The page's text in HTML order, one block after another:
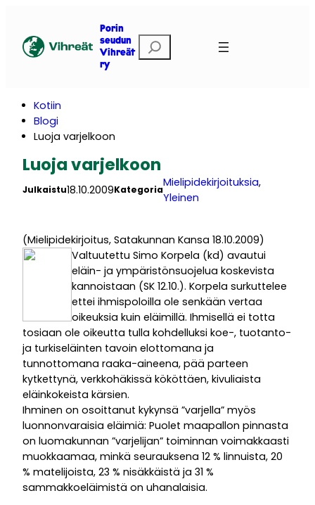
Porin
seudun
Vihreät
ry
t
Kotiin
Blogi
Luoja varjelkoon
Luoja varjelkoon
Julkaistu18.10.2009Kategoria
Mielipidekirjoituksia
Yleinen
(Mielipidekirjoitus, Satakunnan Kansa 18.10.2009)
Valtuutettu Simo Korpela (kd) avautui
eläin- ja ympäristönsuojelua koskevista
kannoistaan (SK 12.10.). Korpela surkuttelee
ettei ihmispoloilla ole senkään vertaa
oikeuksia kuin eläimillä. Ihmisellä ei totta
tosiaan ole oikeutta tulla kohdelluksi koe-, tuotanto-
ja turkiseläinten tavoin elottomana ja
tunnottomana raaka-aineena, pää parteen
kytkettynä, verkkohäkissä kököttäen, kivuliaista
eläinkokeista kärsien.
Ihminen on osoittanut kykynsä ”varjella” myös
luonnonvaraisia eläimiä: Puolet maapallon pinnasta
on luomakunnan ”varjelijan” toiminnan voimakkaasti
muokkaamaa, minkä seurauksena 12 % linnuista, 20
% matelijoista, 23 % nisäkkäistä ja 31 %
sammakkoeläimistä on uhanalaisia.